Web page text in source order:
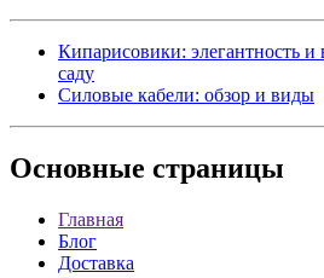
Кипарисовики: элегантность
саду
Силовые кабели: обзор и виды
Основные страницы
Главная
Блог
Доставка